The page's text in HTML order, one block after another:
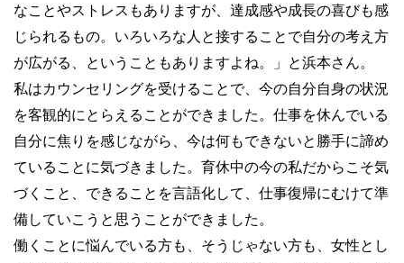
なことやストレスもありますが、達成感や成長の喜びも感
じられるもの。いろいろな人と接することで自分の考え方
が広がる、ということもありますよね。」と浜本さん。
私はカウンセリングを受けることで、今の自分自身の状況
を客観的にとらえることができました。仕事を休んでいる
自分に焦りを感じながら、今は何もできないと勝手に諦め
ていることに気づきました。育休中の今の私だからこそ気
づくこと、できることを言語化して、仕事復帰にむけて準
備していこうと思うことができました。
働くことに悩んでいる方も、そうじゃない方も、女性とし